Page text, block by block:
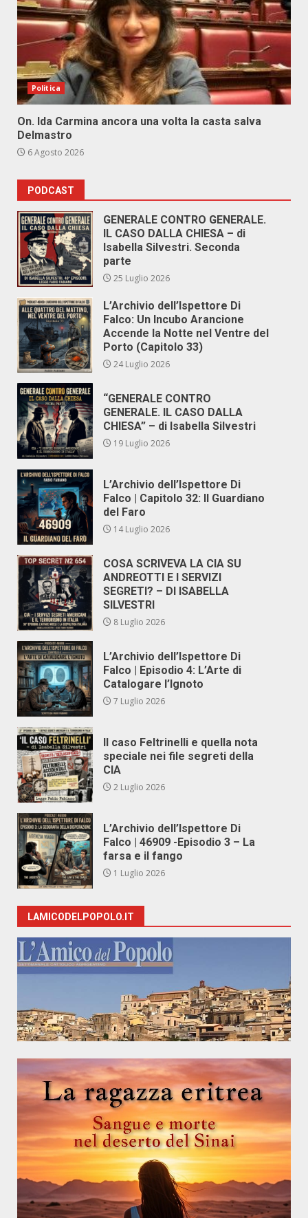
Politica
On. Ida Carmina ancora una volta la casta salva
Delmastro
6 Agosto 2026
PODCAST
GENERALE CONTRO GENERALE.
IL CASO DALLA CHIESA – di
Isabella Silvestri. Seconda
parte
25 Luglio 2026
L’Archivio dell’Ispettore Di
Falco: Un Incubo Arancione
Accende la Notte nel Ventre del
Porto (Capitolo 33)
24 Luglio 2026
“GENERALE CONTRO
GENERALE. IL CASO DALLA
CHIESA” – di Isabella Silvestri
19 Luglio 2026
L’Archivio dell’Ispettore Di
Falco | Capitolo 32: Il Guardiano
del Faro
14 Luglio 2026
COSA SCRIVEVA LA CIA SU
ANDREOTTI E I SERVIZI
SEGRETI? – DI ISABELLA
SILVESTRI
8 Luglio 2026
L’Archivio dell’Ispettore Di
Falco | Episodio 4: L’Arte di
Catalogare l’Ignoto
7 Luglio 2026
Il caso Feltrinelli e quella nota
speciale nei file segreti della
CIA
2 Luglio 2026
L’Archivio dell’Ispettore Di
Falco | 46909 -Episodio 3 – La
farsa e il fango
1 Luglio 2026
LAMICODELPOPOLO.IT